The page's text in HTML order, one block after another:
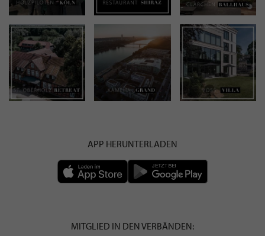
APP HERUNTERLADEN
MITGLIED IN DEN VERBÄNDEN: